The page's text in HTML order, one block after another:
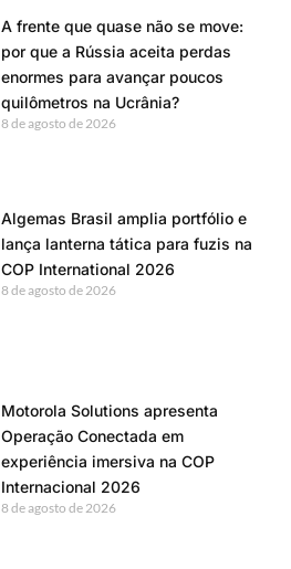
A frente que quase não se move:
por que a Rússia aceita perdas
enormes para avançar poucos
quilômetros na Ucrânia?
8 de agosto de 2026
Algemas Brasil amplia portfólio e
lança lanterna tática para fuzis na
COP International 2026
8 de agosto de 2026
Motorola Solutions apresenta
Operação Conectada em
experiência imersiva na COP
Internacional 2026
8 de agosto de 2026